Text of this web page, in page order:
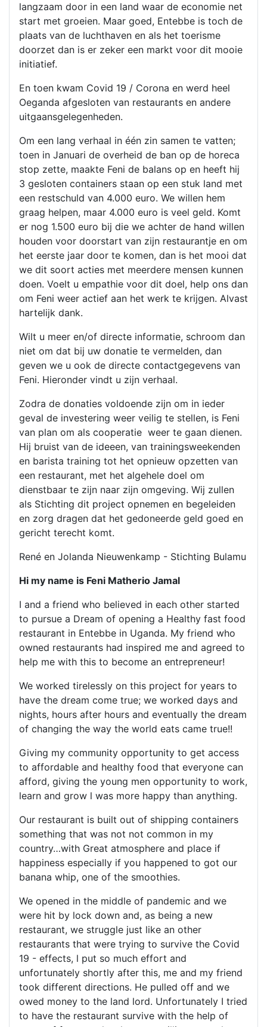
langzaam door in een land waar de economie net
start met groeien. Maar goed, Entebbe is toch de
plaats van de luchthaven en als het toerisme
doorzet dan is er zeker een markt voor dit mooie
initiatief.
En toen kwam Covid 19 / Corona en werd heel
Oeganda afgesloten van restaurants en andere
uitgaansgelegenheden.
Om een lang verhaal in één zin samen te vatten;
toen in Januari de overheid de ban op de horeca
stop zette, maakte Feni de balans op en heeft hij
3 gesloten containers staan op een stuk land met
een restschuld van 4.000 euro. We willen hem
graag helpen, maar 4.000 euro is veel geld. Komt
er nog 1.500 euro bij die we achter de hand willen
houden voor doorstart van zijn restaurantje en om
het eerste jaar door te komen, dan is het mooi dat
we dit soort acties met meerdere mensen kunnen
doen. Voelt u empathie voor dit doel, help ons dan
om Feni weer actief aan het werk te krijgen. Alvast
hartelijk dank.
Wilt u meer en/of directe informatie, schroom dan
niet om dat bij uw donatie te vermelden, dan
geven we u ook de directe contactgegevens van
Feni. Hieronder vindt u zijn verhaal.
Zodra de donaties voldoende zijn om in ieder
geval de investering weer veilig te stellen, is Feni
van plan om als cooperatie weer te gaan dienen.
Hij bruist van de ideeen, van trainingsweekenden
en barista training tot het opnieuw opzetten van
een restaurant, met het algehele doel om
dienstbaar te zijn naar zijn omgeving. Wij zullen
als Stichting dit project opnemen en begeleiden
en zorg dragen dat het gedoneerde geld goed en
gericht terecht komt.
René en Jolanda Nieuwenkamp - Stichting Bulamu
Hi my name is Feni Matherio Jamal
I and a friend who believed in each other started
to pursue a Dream of opening a Healthy fast food
restaurant in Entebbe in Uganda. My friend who
owned restaurants had inspired me and agreed to
help me with this to become an entrepreneur!
We worked tirelessly on this project for years to
have the dream come true; we worked days and
nights, hours after hours and eventually the dream
of changing the way the world eats came true!!
Giving my community opportunity to get access
to affordable and healthy food that everyone can
afford, giving the young men opportunity to work,
learn and grow l was more happy than anything.
Our restaurant is built out of shipping containers
something that was not not common in my
country…with Great atmosphere and place if
happiness especially if you happened to got our
banana whip, one of the smoothies.
We opened in the middle of pandemic and we
were hit by lock down and, as being a new
restaurant, we struggle just like an other
restaurants that were trying to survive the Covid
19 - effects, l put so much effort and
unfortunately shortly after this, me and my friend
took different directions. He pulled off and we
owed money to the land lord. Unfortunately I tried
to have the restaurant survive with the help of